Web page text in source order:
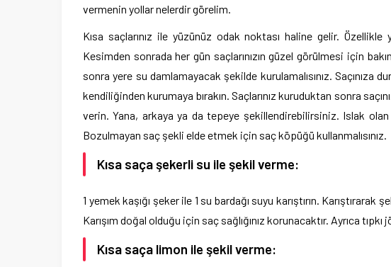
vermenin yollar nelerdir görelim.
Kısa saçlarınız ile yüzünüz odak noktası haline gelir.
Kesimden sonrada her gün saçlarınızın güzel görülmesi için
sonra yere su damlamayacak şekilde kurulamalısınız. Saçınıza
kendiliğinden kurumaya bırakın. Saçlarınız kuruduktan sonra
verin. Yana, arkaya ya da tepeye şekillendirebilirsiniz. Islak
Bozulmayan saç şekli elde etmek için saç köpüğü kullanmalısınız.
Kısa saça şekerli su ile şekil verme:
1 yemek kaşığı şeker ile 1 su bardağı suyu karıştırın.
Karışım doğal olduğu için saç sağlığınız korunacaktır. Ayrıca
Kısa saça limon ile şekil verme: